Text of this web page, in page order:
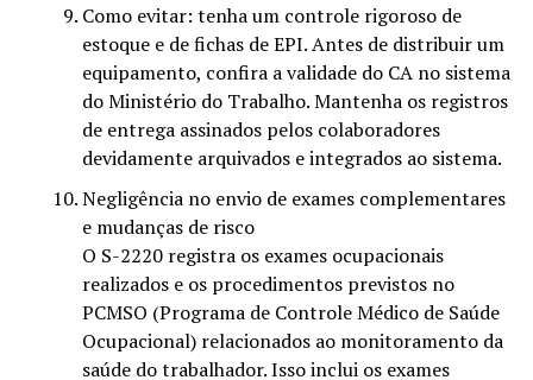
Como evitar: tenha um controle rigoroso de
estoque e de fichas de EPI. Antes de distribuir um
equipamento, confira a validade do CA no sistema
do Ministério do Trabalho. Mantenha os registros
de entrega assinados pelos colaboradores
devidamente arquivados e integrados ao sistema.
Negligência no envio de exames complementares
e mudanças de risco
O S-2220 registra os exames ocupacionais
realizados e os procedimentos previstos no
PCMSO (Programa de Controle Médico de Saúde
Ocupacional) relacionados ao monitoramento da
saúde do trabalhador. Isso inclui os exames